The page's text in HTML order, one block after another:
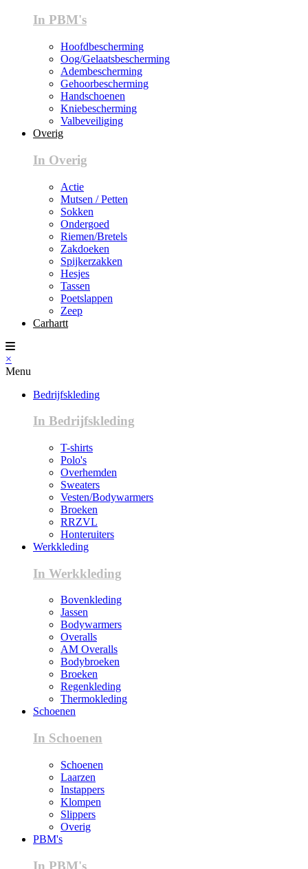
In PBM's
Hoofdbescherming
Oog/Gelaatsbescherming
Adembescherming
Gehoorbescherming
Handschoenen
Kniebescherming
Valbeveiliging
Overig
In Overig
Actie
Mutsen / Petten
Sokken
Ondergoed
Riemen/Bretels
Zakdoeken
Spijkerzakken
Hesjes
Tassen
Poetslappen
Zeep
Carhartt
×
Menu
Bedrijfskleding
In Bedrijfskleding
T-shirts
Polo's
Overhemden
Sweaters
Vesten/Bodywarmers
Broeken
RRZVL
Honteruiters
Werkkleding
In Werkkleding
Bovenkleding
Jassen
Bodywarmers
Overalls
AM Overalls
Bodybroeken
Broeken
Regenkleding
Thermokleding
Schoenen
In Schoenen
Schoenen
Laarzen
Instappers
Klompen
Slippers
Overig
PBM's
In PBM's